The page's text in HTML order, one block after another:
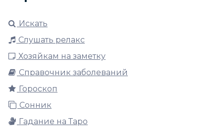
Искать
Слушать релакс
Хозяйкам на заметку
Справочник заболеваний
Гороскоп
Сонник
Гадание на Таро